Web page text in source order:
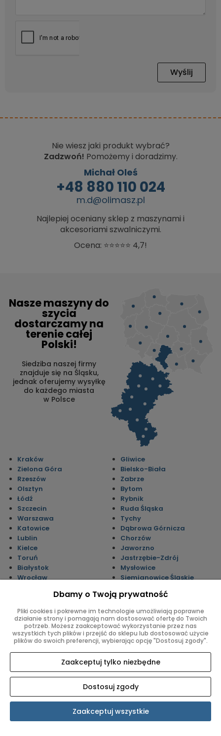
Wyślij
Nie wiesz jaki produkt wybrać?
Zadzwoń! Pomożemy i doradzimy.
Michał Oleś
+48 880 110 024
m.d@olimasz.pl
Najlepiej oceniany sklep z maszynami i
akcesoriami szwalniczymi.
Ocena: ⭐⭐⭐⭐⭐ 4,7!
Nasze maszyny do
szycia
dostarczamy na
terenie całej
Polski!
Siedziba naszej firmy
znajduje się na Śląsku,
jednak oferujemy wysyłkę
do każdego miasta
w Polsce
Kraków
Zielona Góra
Rzeszów
Olsztyn
Łódź
Szczecin
Warszawa
Katowice
Lublin
Kielce
Toruń
Białystok
Wrocław
Poznań
Gorzów Wielkopolski
Bydgoszcz
Częstochowa
Gliwice
Bielsko-Biała
Zabrze
Bytom
Rybnik
Ruda Śląska
Tychy
Dąbrowa Górnicza
Chorzów
Jaworzno
Jastrzębie-Zdrój
Mysłowice
Siemianowice Śląskie
Tarnowskie Góry
Będzin
Piekary Śląskie
Racibórz
Świętochłowice
Wodzisław Śląski
Zamówienia
Twoje zamówienia
Jak kupować?
Dbamy o Twoją prywatność
Pliki cookies i pokrewne im technologie umożliwiają poprawne
działanie strony i pomagają nam dostosować ofertę do Twoich
potrzeb. Możesz zaakceptować wykorzystanie przez nas
wszystkich tych plików i przejść do sklepu lub dostosować użycie
plików do swoich preferencji, wybierając opcję "Dostosuj zgody".
Zaakceptuj tylko niezbędne
Dostosuj zgody
Zaakceptuj wszystkie